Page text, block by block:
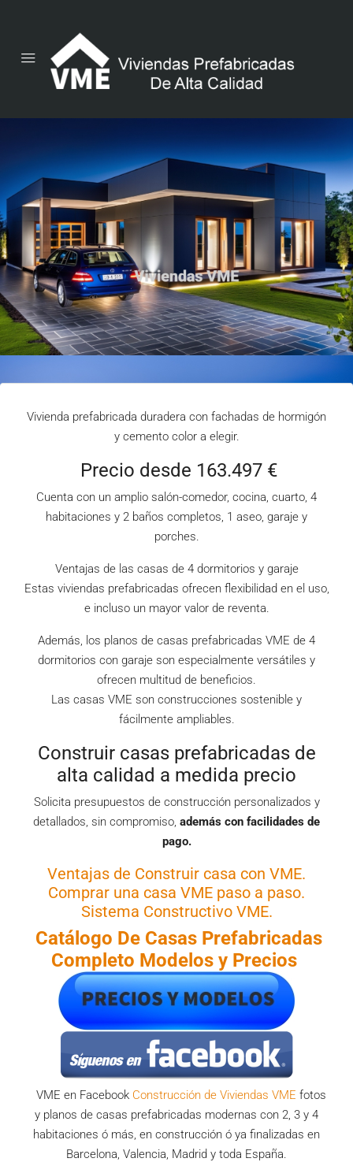
Vivienda prefabricada duradera con fachadas de hormigón
y cemento color a elegir.
Precio desde 163.497 €
Cuenta con un amplio salón-comedor, cocina, cuarto, 4
habitaciones y 2 baños completos, 1 aseo, garaje y
porches.
Ventajas de las casas de 4 dormitorios y garaje
Estas viviendas prefabricadas ofrecen flexibilidad en el uso,
e incluso un mayor valor de reventa.
Además, los planos de casas prefabricadas VME de 4
dormitorios con garaje son especialmente versátiles y
ofrecen multitud de beneficios.
Las casas VME son construcciones sostenible y
fácilmente ampliables.
Construir casas prefabricadas de
alta calidad a medida precio
Solicita presupuestos de construcción personalizados y
detallados, sin compromiso, además con facilidades de
pago.
Ventajas de Construir casa con VME.
Comprar una casa VME paso a paso.
Sistema Constructivo VME.
Catálogo De Casas Prefabricadas
Completo Modelos y Precios
VME en Facebook Construcción de Viviendas VME fotos
y planos de casas prefabricadas modernas con 2, 3 y 4
habitaciones ó más, en construcción ó ya finalizadas en
Barcelona, Valencia, Madrid y toda España.